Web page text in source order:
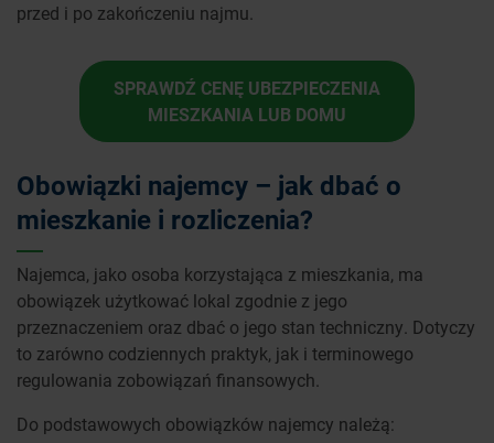
przed i po zakończeniu najmu.
SPRAWDŹ CENĘ UBEZPIECZENIA
MIESZKANIA LUB DOMU
Obowiązki najemcy – jak dbać o
mieszkanie i rozliczenia?
Najemca, jako osoba korzystająca z mieszkania, ma
obowiązek użytkować lokal zgodnie z jego
przeznaczeniem oraz dbać o jego stan techniczny. Dotyczy
to zarówno codziennych praktyk, jak i terminowego
regulowania zobowiązań finansowych.
Do podstawowych obowiązków najemcy należą: